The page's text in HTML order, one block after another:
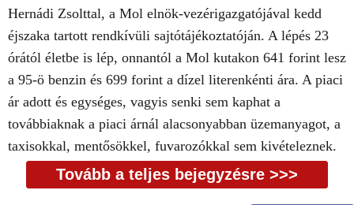
Hernádi Zsolttal, a Mol elnök-vezérigazgatójával kedd
éjszaka tartott rendkívüli sajtótájékoztatóján. A lépés 23
órától életbe is lép, onnantól a Mol kutakon 641 forint lesz
a 95-ö benzin és 699 forint a dízel literenkénti ára. A piaci
ár adott és egységes, vagyis senki sem kaphat a
továbbiaknak a piaci árnál alacsonyabban üzemanyagot, a
taxisokkal, mentősökkel, fuvarozókkal sem kivételeznek.
Tovább a teljes bejegyzésre >>>